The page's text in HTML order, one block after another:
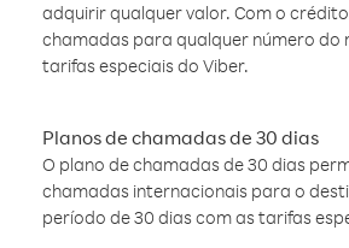
adquirir qualquer valor. Com o
chamadas para qualquer número do
tarifas especiais do Viber.
Planos de chamadas de 30 dias
O plano de chamadas de 30 dias
chamadas internacionais para o
período de 30 dias com as tarifas